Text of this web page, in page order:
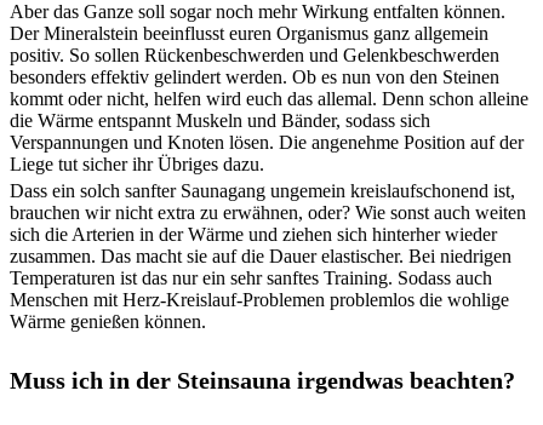
Aber das Ganze soll sogar noch mehr Wirkung entfalten können.
Der Mineralstein beeinflusst euren Organismus ganz allgemein
positiv. So sollen Rückenbeschwerden und Gelenkbeschwerden
besonders effektiv gelindert werden. Ob es nun von den Steinen
kommt oder nicht, helfen wird euch das allemal. Denn schon alleine
die Wärme entspannt Muskeln und Bänder, sodass sich
Verspannungen und Knoten lösen. Die angenehme Position auf der
Liege tut sicher ihr Übriges dazu.
Dass ein solch sanfter Saunagang ungemein kreislaufschonend ist,
brauchen wir nicht extra zu erwähnen, oder? Wie sonst auch weiten
sich die Arterien in der Wärme und ziehen sich hinterher wieder
zusammen. Das macht sie auf die Dauer elastischer. Bei niedrigen
Temperaturen ist das nur ein sehr sanftes Training. Sodass auch
Menschen mit Herz-Kreislauf-Problemen problemlos die wohlige
Wärme genießen können.
Muss ich in der Steinsauna irgendwas beachten?